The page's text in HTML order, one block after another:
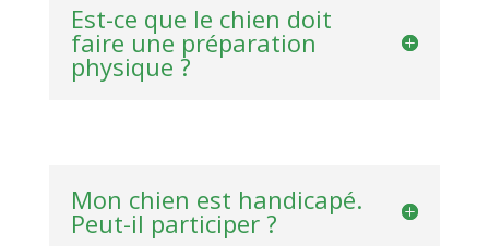
Est-ce que le chien doit
faire une préparation
physique ?
Mon chien est handicapé.
Peut-il participer ?